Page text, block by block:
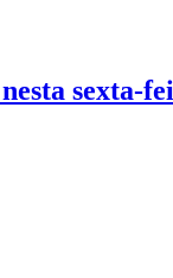
sexta-